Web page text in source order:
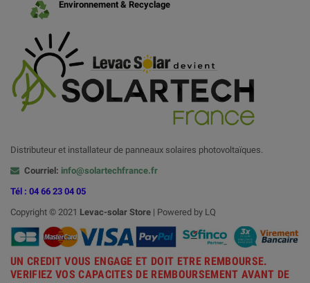
Environnement & Recyclage
Distributeur et installateur de panneaux solaires photovoltaïques.
Courriel: info@solartechfrance.fr
Tél : 04 66 23 04 05
Copyright © 2021 Levac-solar Store | Powered by LQ
UN CREDIT VOUS ENGAGE ET DOIT ETRE REMBOURSE.
VERIFIEZ VOS CAPACITES DE REMBOURSEMENT AVANT DE